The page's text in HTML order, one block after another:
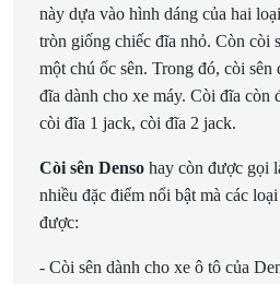
này dựa vào hình dáng của hai
tròn giống chiếc đĩa nhỏ. Còn còi
một chú ốc sên. Trong đó, còi sên
đĩa dành cho xe máy. Còi đĩa còn
còi đĩa 1 jack, còi đĩa 2 jack.
Còi sên Denso hay còn được gọi
nhiều đặc điểm nổi bật mà các
được:
- Còi sên dành cho xe ô tô của